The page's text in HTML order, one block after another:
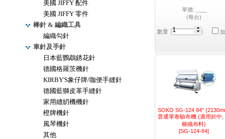
美國 JIFFY 配件
美國 JIFFY 零件
棒針 & 編織工具
編織勾針
車針及手針
日本藍鸚鵡銹花針
德國格羅茨機針
KIRBY'S象仔牌/咖便手縫針
德國藍獅皮革手縫針
家用縫紉機機針
橙牌機針
風琴機針
其他
單價: _.__
(每台)
數量
SOKO SG-124 84"
普通單卷驗布機 (適用於中,
梭織布料)
[SG-124-84]